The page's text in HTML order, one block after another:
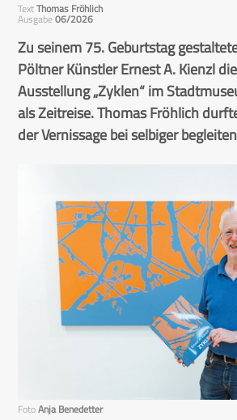
TextThomas Fröhlich
Ausgabe06/2026
Zu seinem 75. Geburtstag
Pöltner Künstler Ernest A. Kienzl
Ausstellung „Zyklen“ im
als Zeitreise. Thomas Fröhlich
der Vernissage bei selbiger
FotoAnja Benedetter